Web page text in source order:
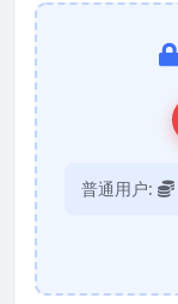
普通用户: